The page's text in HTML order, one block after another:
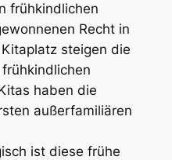
frühkindlichen
Recht in
steigen die
haben die
außerfamiliären
ist diese frühe